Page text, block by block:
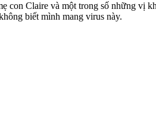
con Claire và một trong số những vị
biết mình mang virus này.